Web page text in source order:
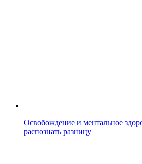
Освобождение и ментальное
распознать разницу